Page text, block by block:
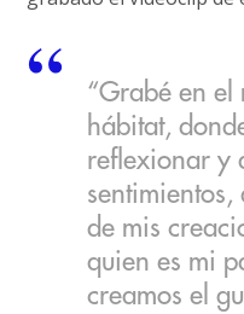
“Grabé en el
hábitat,
reflexionar y
sentimientos,
de mis
quien es mi
creamos el